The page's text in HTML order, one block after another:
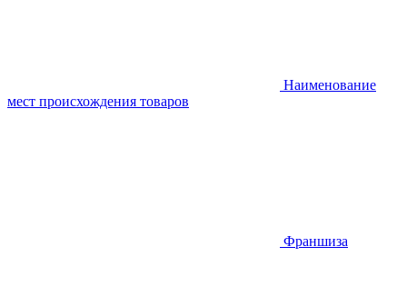
Наименование
мест происхождения товаров
Франшиза